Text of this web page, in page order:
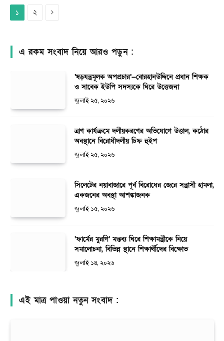
১ ২ Next
এ রকম সংবাদ নিয়ে আরও পড়ুন :
‘ষড়যন্ত্রমূলক অপপ্রচার’—বোরহানউদ্দিনে প্রধান শিক্ষক
ও সাবেক ইউপি সদস্যকে ঘিরে উত্তেজনা
জুলাই ২৫, ২০২৬
ত্রাণ কার্যক্রমে দলীয়করণের অভিযোগে উত্তাল, কঠোর
অবস্থানে বিরোধীদলীয় চিফ হুইপ
জুলাই ২৫, ২০২৬
সিলেটের নয়াবাজারে পূর্ব বিরোধের জেরে সন্ত্রাসী হামলা,
একজনের অবস্থা আশঙ্কাজনক
জুলাই ১৫, ২০২৬
‘ফার্মের মুরগি’ মন্তব্য ঘিরে শিক্ষামন্ত্রীকে নিয়ে
সমালোচনা, বিভিন্ন স্থানে শিক্ষার্থীদের বিক্ষোভ
জুলাই ১৪, ২০২৬
এই মাত্র পাওয়া নতুন সংবাদ :